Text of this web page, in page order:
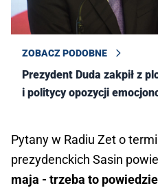
ZOBACZ PODOBNE
Prezydent Duda zakpił z
i politycy opozycji
Pytany w Radiu Zet o
prezydenckich Sasin
maja - trzeba to